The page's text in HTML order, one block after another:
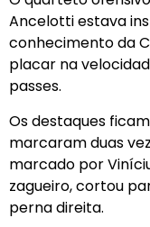
Ancelotti estava
conhecimento da
placar na
passes.
Os destaques
marcaram duas
marcado por
zagueiro, cortou
perna direita.